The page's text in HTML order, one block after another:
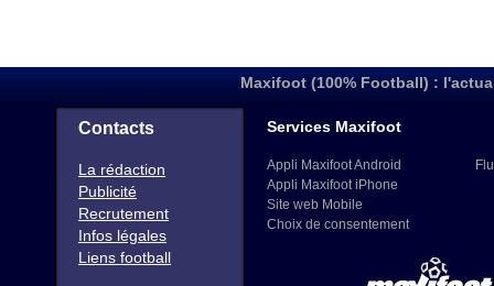
Maxifoot (100% Football) :
Contacts
La rédaction
Publicité
Recrutement
Infos légales
Liens football
Services Maxifoot
Appli Maxifoot Android
Appli Maxifoot iPhone
Site web Mobile
Choix de consentement